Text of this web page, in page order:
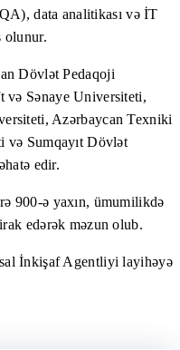
data analitikası və İT
olunur.
Dövlət Pedaqoji
Sənaye Universiteti,
Azərbaycan Texniki
və Sumqayıt Dövlət
edir.
900-ə yaxın, ümumilikdə
edərək məzun olub.
İnkişaf Agentliyi layihəyə